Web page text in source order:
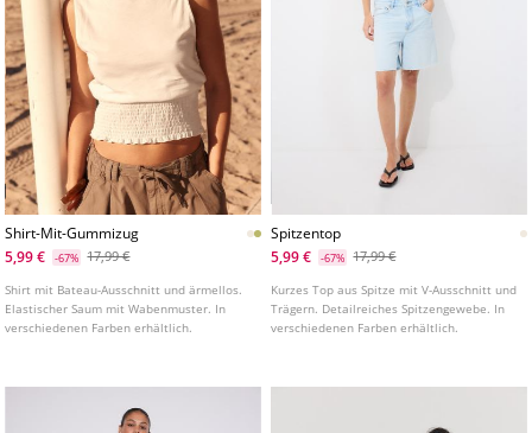
Shirt-Mit-Gummizug
5,99 €
-67% 17,99 €
Shirt mit Bateau-Ausschnitt und ärmellos.
Elastischer Saum mit Wabenmuster. In
verschiedenen Farben erhältlich.
Spitzentop
5,99 €
-67% 17,99 €
Kurzes Top aus Spitze mit V-Ausschnitt und
Trägern. Detailreiches Spitzengewebe. In
verschiedenen Farben erhältlich.